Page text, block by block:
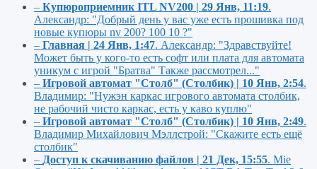
– Купюроприемник ITL NV200 | 29 Янв, 11:19.
Александр: "Добрый день у вас уже есть прошивка под
новые купюры nv 200? 100 10 ?"
– Главная | 24 Янв, 1:47. Александр: "Здравствуйте!
Может быть у кого-то есть софт или плата для автомата
уникум с игрой "Братва" Также рассмотрел..."
– Игровой автомат "Столб" (Столбик) | 10 Янв, 2:54.
Владимир: "Нужэн каркас игрового автомата столбик,
не рабочий чисто каркас, есть у каво куплю"
– Игровой автомат "Столб" (Столбик) | 10 Янв, 2:49.
Владимир Михайлович Мэллстрой: "Скажите есть ещё
столбик"
– Доступ к скачиванию файлов | 21 Дек, 15:55. Mie